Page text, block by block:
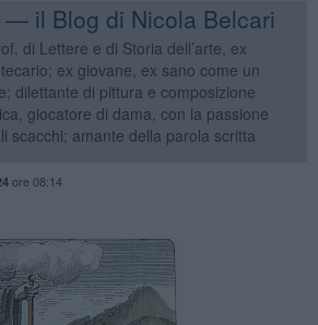
— il Blog di Nicola Belcari
di Lettere e di Storia dell’arte, ex
ex giovane, ex sano come un
dilettante di pittura e composizione
giocatore di dama, con la passione
scacchi; amante della parola scritta
ore 08:14